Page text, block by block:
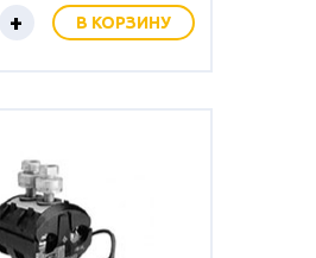
+ В КОРЗИНУ